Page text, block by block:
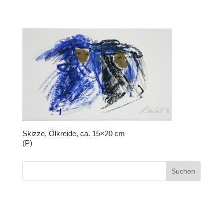
Skizze, Ölkreide, ca. 15×20 cm
(P)